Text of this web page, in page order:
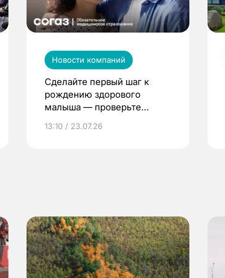
Новости компаний
Сделайте первый шаг к
рождению здорового
малыша — проверьте
по ОМС!
13:10 / 23.07.26